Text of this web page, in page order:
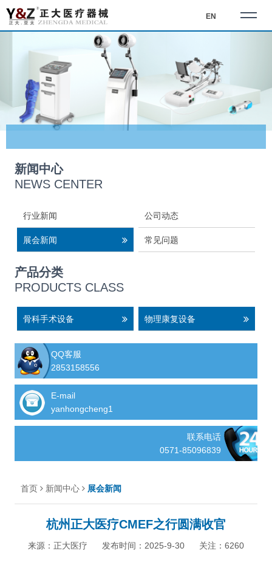
EN
新闻中心
NEWS CENTER
行业新闻 公司动态
展会新闻 常见问题
产品分类
PRODUCTS CLASS
骨科手术设备 物理康复设备
QQ客服
2853158556
E-mail
yanhongcheng1
联系电话
0571-85096839
首页 新闻中心 展会新闻
杭州正大医疗CMEF之行圆满收官
来源：正大医疗 发布时间：2025-9-30 关注：6260